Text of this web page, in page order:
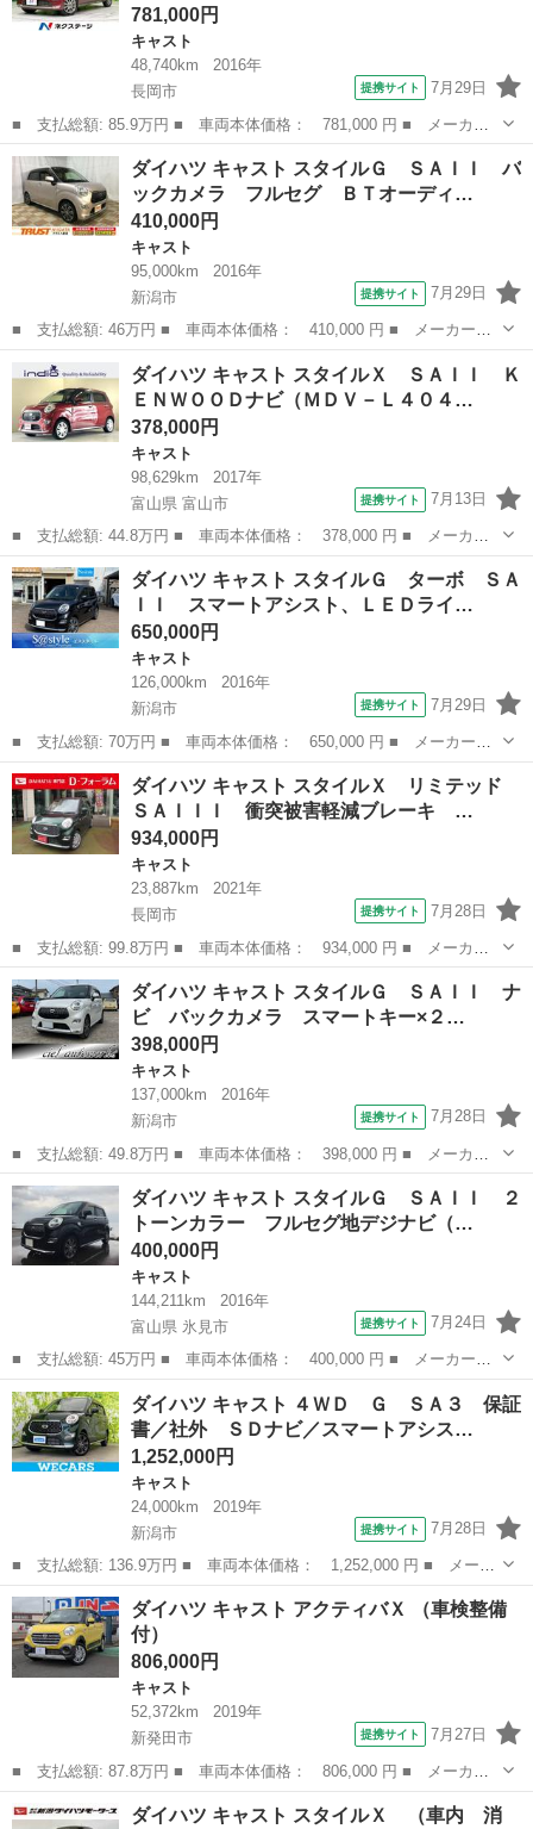
781,000円
キャスト
48,740km
2016年
長岡市
提携サイト 7月29日
■ 支払総額: 85.9万円 ■ 車両本体価格： 781,000 円 ■ メーカー
名： ダイハツ ■ 車種名： キャスト ■ グレード名： アクティ
バＧ ターボ ＳＡＩＩ 衝突軽減 ナビ バックカメラ ＥＴＣ
ドラレコ オ...
新潟 長岡市 キャスト
ダイハツ キャスト スタイルＧ ＳＡＩＩ バ
ックカメラ フルセグ ＢＴオーディ…
410,000円
キャスト
95,000km
2016年
新潟市
提携サイト 7月29日
■ 支払総額: 46万円 ■ 車両本体価格： 410,000 円 ■ メーカー
名： ダイハツ ■ 車種名： キャスト ■ グレード名： スタイル
Ｇ ＳＡＩＩ バックカメラ フルセグ ＢＴオーディオ ＤＶＤ再
生 純正ナビ Ｌ...
新潟 キャスト
ダイハツ キャスト スタイルＸ ＳＡＩＩ Ｋ
ＥＮＷＯＯＤナビ（ＭＤＶ－Ｌ４０４…
378,000円
キャスト
98,629km
2017年
富山県 富山市
提携サイト 7月13日
■ 支払総額: 44.8万円 ■ 車両本体価格： 378,000 円 ■ メーカー
名： ダイハツ ■ 車種名： キャスト ■ グレード名： スタイル
Ｘ ＳＡＩＩ ＫＥＮＷＯＯＤナビ（ＭＤＶ－Ｌ４０４Ｗ） スマー
トアシスト ...
富山 富山市 キャスト
ダイハツ キャスト スタイルＧ ターボ ＳＡ
ＩＩ スマートアシスト、ＬＥＤライ…
650,000円
キャスト
126,000km
2016年
新潟市
提携サイト 7月29日
■ 支払総額: 70万円 ■ 車両本体価格： 650,000 円 ■ メーカー
名： ダイハツ ■ 車種名： キャスト ■ グレード名： スタイル
Ｇ ターボ ＳＡＩＩ スマートアシスト、ＬＥＤライト＆フォグラ
ンプ、ナビ、バッ...
新潟 新潟市 キャスト
ダイハツ キャスト スタイルＸ リミテッド
ＳＡＩＩＩ 衝突被害軽減ブレーキ …
934,000円
キャスト
23,887km
2021年
長岡市
提携サイト 7月28日
■ 支払総額: 99.8万円 ■ 車両本体価格： 934,000 円 ■ メーカー
名： ダイハツ ■ 車種名： キャスト ■ グレード名： スタイル
Ｘ リミテッド ＳＡＩＩＩ 衝突被害軽減ブレーキ ブルートゥー
スフルセグナ...
新潟 長岡市 キャスト
ダイハツ キャスト スタイルＧ ＳＡＩＩ ナ
ビ バックカメラ スマートキー×２…
398,000円
キャスト
137,000km
2016年
新潟市
提携サイト 7月28日
■ 支払総額: 49.8万円 ■ 車両本体価格： 398,000 円 ■ メーカー
名： ダイハツ ■ 車種名： キャスト ■ グレード名： スタイル
Ｇ ＳＡＩＩ ナビ バックカメラ スマートキー×２ ／ フルセ
グ スマート...
新潟 新潟市 キャスト
ダイハツ キャスト スタイルＧ ＳＡＩＩ ２
トーンカラー フルセグ地デジナビ（…
400,000円
キャスト
144,211km
2016年
富山県 氷見市
提携サイト 7月24日
■ 支払総額: 45万円 ■ 車両本体価格： 400,000 円 ■ メーカー
名： ダイハツ ■ 車種名： キャスト ■ グレード名： スタイル
Ｇ ＳＡＩＩ ２トーンカラー フルセグ地デジナビ（走行中視聴
可） バックモニタ...
富山 氷見市 キャスト
ダイハツ キャスト ４ＷＤ Ｇ ＳＡ３ 保証
書／社外 ＳＤナビ／スマートアシス…
1,252,000円
キャスト
24,000km
2019年
新潟市
提携サイト 7月28日
■ 支払総額: 136.9万円 ■ 車両本体価格： 1,252,000 円 ■ メーカ
ー名： ダイハツ ■ 車種名： キャスト ■ グレード名： ４Ｗ
Ｄ Ｇ ＳＡ３ 保証書／社外 ＳＤナビ／スマートアシスト（トヨ
タ・ダイハ...
新潟 新潟市 キャスト
ダイハツ キャスト アクティバＸ （車検整備
付）
806,000円
キャスト
52,372km
2019年
新発田市
提携サイト 7月27日
■ 支払総額: 87.8万円 ■ 車両本体価格： 806,000 円 ■ メーカー
名： ダイハツ ■ 車種名： キャスト ■ グレード名： アクティ
バＸ ■ 排気量： 660cc ■ ドア枚数： 5D ■ ミッション： C...
新潟 新発田市 キャスト
ダイハツ キャスト スタイルＸ （車内 消